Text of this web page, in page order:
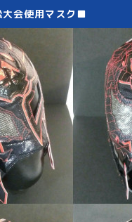
会使用マスク■